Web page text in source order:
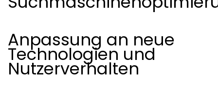
Anpassung an neue
Technologien und
Nutzerverhalten